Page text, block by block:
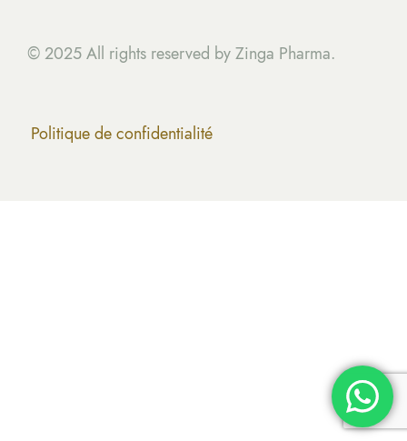
© 2025 All rights reserved by Zinga Pharma.
Politique de confidentialité